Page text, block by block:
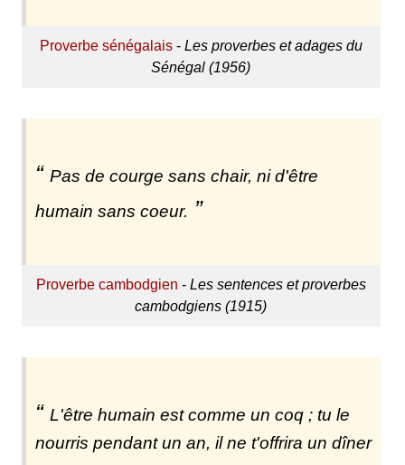
Proverbe sénégalais- Les proverbes et adages du
Sénégal (1956)
Pas de courge sans chair, ni d'être
humain sans coeur.
Proverbe cambodgien - Les sentences et proverbes
cambodgiens (1915)
L'être humain est comme un coq ; tu le
nourris pendant un an, il ne t'offrira un dîner